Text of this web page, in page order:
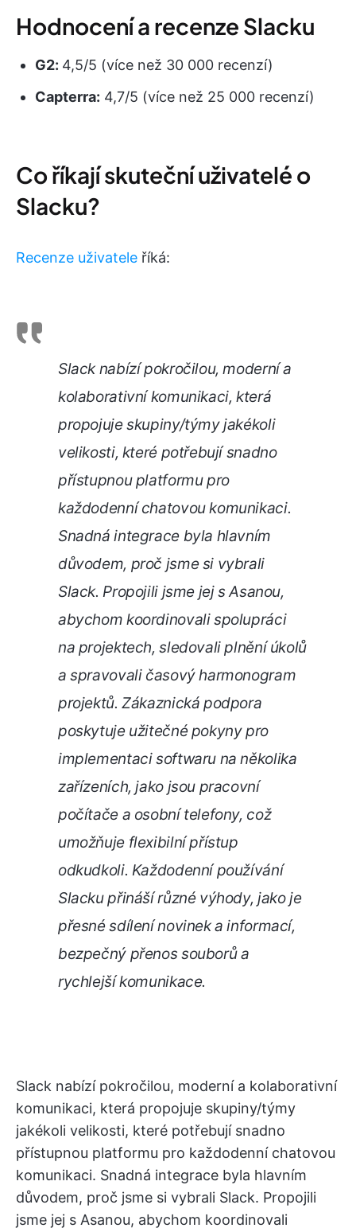
Hodnocení a recenze Slacku
G2: 4,5/5 (více než 30 000 recenzí)
Capterra: 4,7/5 (více než 25 000 recenzí)
Co říkají skuteční uživatelé o
Slacku?
Recenze uživatele říká:
Slack nabízí pokročilou, moderní a
kolaborativní komunikaci, která
propojuje skupiny/týmy jakékoli
velikosti, které potřebují snadno
přístupnou platformu pro
každodenní chatovou komunikaci.
Snadná integrace byla hlavním
důvodem, proč jsme si vybrali
Slack. Propojili jsme jej s Asanou,
abychom koordinovali spolupráci
na projektech, sledovali plnění úkolů
a spravovali časový harmonogram
projektů. Zákaznická podpora
poskytuje užitečné pokyny pro
implementaci softwaru na několika
zařízeních, jako jsou pracovní
počítače a osobní telefony, což
umožňuje flexibilní přístup
odkudkoli. Každodenní používání
Slacku přináší různé výhody, jako je
přesné sdílení novinek a informací,
bezpečný přenos souborů a
rychlejší komunikace.
Slack nabízí pokročilou, moderní a kolaborativní
komunikaci, která propojuje skupiny/týmy
jakékoli velikosti, které potřebují snadno
přístupnou platformu pro každodenní chatovou
komunikaci. Snadná integrace byla hlavním
důvodem, proč jsme si vybrali Slack. Propojili
jsme jej s Asanou, abychom koordinovali